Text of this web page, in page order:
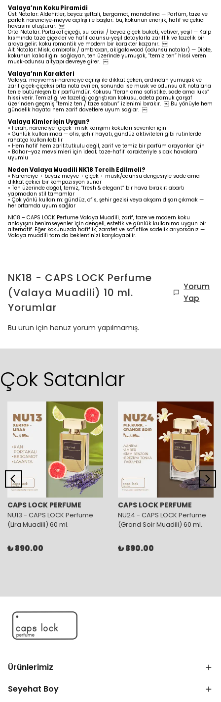
Valaya’nın Koku Piramidi
Üst Notalar: Aldehitler, beyaz şeftali, bergamot, mandalina — Parfüm, taze ve
parlak narenciye‑meyve açılışı ile başlar; bu, kokunun enerjik, hafif ve çekici
havasını oluşturur. ￼
Orta Notalar: Portakal çiçeği, su perisi / beyaz çiçek buketi, vetiver, yeşil — Kalp
kısmında taze çiçekler ve hafif odunsu‑yeşil detaylarla zariflik ve tazelik bir
araya gelir; koku romantik ve modern bir karakter kazanır. ￼
Alt Notalar: Misk, ambrofix / ambroxan, akigalawood (odunsu notalar) — Dipte,
kokunun kalıcılığını sağlayan, ten üzerinde yumuşak, “temiz ten” hissi veren
musk‑odunsu altyapı devreye girer. ￼
Valaya’nın Karakteri
Valaya; meyvemsi‑narenciye açılışı ile dikkat çeken, ardından yumuşak ve
zarif çiçek‑çiçeksi orta nota evrilen, sonunda ise musk ve odunsu alt notalarla
tenle bütünleşen bir parfümdür. Kokusu “ferah ama sofistike, sade ama lüks”
hissi verir. Temizliği ve tazeliği çağrıştıran kokusu, adeta pamuk çarşaf
üzerinden geçmiş “temiz ten / taze sabun” izlenimi bırakır. ￼ Bu yönüyle hem
gündelik hayata hem zarif davetlere uyum sağlar. ￼
Valaya Kimler İçin Uygun?
• Ferah, narenciye–çiçek–misk karışımı kokuları sevenler için
• Günlük kullanımda — ofis, şehir hayatı, gündüz aktiviteleri gibi rutinlerde
rahatça kullanılabilir
• Hem hafif hem zarif;tutkulu değil, zarif ve temiz bir parfüm arayanlar için
• Bahar–yaz mevsimleri için ideal; taze‑hafif karakteriyle sıcak havalara
uyumlu
Neden Valaya Muadili NK18 Tercih Edilmeli?
• Narenciye + beyaz meyve + çiçek + musk/odunsu dengesiyle sade ama
dikkat çekici bir kompozisyon sunar
• Ten üzerinde doğal, temiz, “fresh & elegant” bir hava bırakır; abartı
yapmadan stil tamamlar
• Çok yönlü kullanım: gündüz, ofis, şehir gezisi veya akşam dışarı çıkmak —
her ortamda uyum sağlar
NK18 – CAPS LOCK Perfume Valaya Muadili, zarif, taze ve modern koku
anlayışını benimseyenler için dengeli, estetik ve günlük kullanıma uygun bir
alternatif. Eğer kokunuzda hafiflik, zarafet ve sofistike sadelik arıyorsanız —
Valaya muadili tam da beklentinizi karşılayabilir.
NK18 - CAPS LOCK Perfume
(Valaya Muadili) 10 ml.
Yorumlar
Yorum
Yap
Bu ürün için henüz yorum yapılmamış.
Çok Satanlar
CAPS LOCK PERFUME
NU13 - CAPS LOCK Perfume
(Lira Muadili) 60 ml.
₺ 890.00
CAPS LOCK PERFUME
NU24 - CAPS LOCK Perfume
(Grand Soir Muadili) 60 ml.
₺ 890.00
Ürünlerimiz
Seyehat Boy